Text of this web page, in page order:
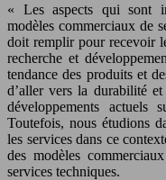
« Les aspects qui sont
modèles commerciaux de
doit remplir pour recevoir
recherche et
tendance des produits et
d’aller vers la durabilité
développements
Toutefois, nous étudions
les services dans ce
des modèles
services techniques.